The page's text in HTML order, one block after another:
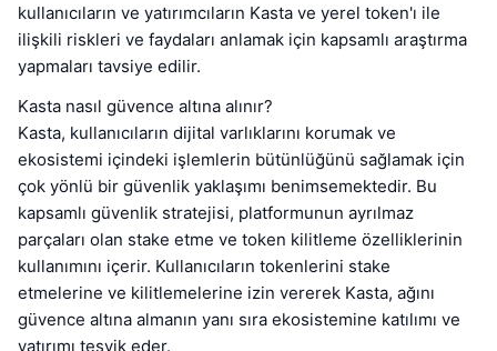
kullanıcıların ve yatırımcıların Kasta ve yerel token'ı ile
ilişkili riskleri ve faydaları anlamak için kapsamlı araştırma
yapmaları tavsiye edilir.
Kasta nasıl güvence altına alınır?
Kasta, kullanıcıların dijital varlıklarını korumak ve
ekosistemi içindeki işlemlerin bütünlüğünü sağlamak için
çok yönlü bir güvenlik yaklaşımı benimsemektedir. Bu
kapsamlı güvenlik stratejisi, platformunun ayrılmaz
parçaları olan stake etme ve token kilitleme özelliklerinin
kullanımını içerir. Kullanıcıların tokenlerini stake
etmelerine ve kilitlemelerine izin vererek Kasta, ağını
güvence altına almanın yanı sıra ekosistemine katılımı ve
yatırımı teşvik eder.